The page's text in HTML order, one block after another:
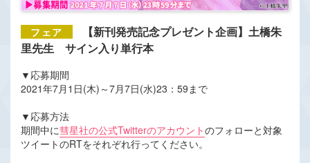
【新刊発売記念プレゼント企画】土橋朱
里先生 サイン入り単行本
▼応募期間
2021年7月1日(木)～7月7日(水)23：59まで
▼応募方法
期間中に彗星社の公式Twitterのアカウントのフォローと対象
ツイートのRTをそれぞれ行ってください。